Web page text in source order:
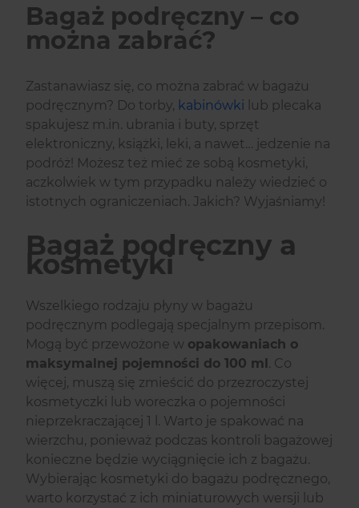
Bagaż podręczny – co
można zabrać?
Zastanawiasz się, co można zabrać w bagażu
podręcznym? Do torby, kabinówki lub plecaka
spakujesz m.in. ubrania i buty, sprzęt
elektroniczny, książki, leki, a nawet… jedzenie na
podróż! Możesz też mieć ze sobą kosmetyki,
aczkolwiek w tym przypadku należy wiedzieć o
istotnych ograniczeniach. Jakich? Wyjaśniamy!
Bagaż podręczny a
kosmetyki
Wszelkiego rodzaju płyny w bagażu
podręcznym podlegają specjalnym przepisom.
Mogą być przewożone w opakowaniach o
maksymalnej pojemności do 100 ml. Co
więcej, muszą się zmieścić do przezroczystej
kosmetyczki lub woreczka o pojemności
nieprzekraczającej 1 l. Warto je spakować na
wierzchu, ponieważ podczas kontroli bagażowej
konieczne będzie wyciągnięcie ich z bagażu.
Wybierając kosmetyki do bagażu podręcznego,
warto korzystać z ich miniaturowych wersji lub